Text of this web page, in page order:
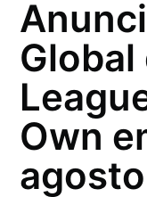
Global
Own